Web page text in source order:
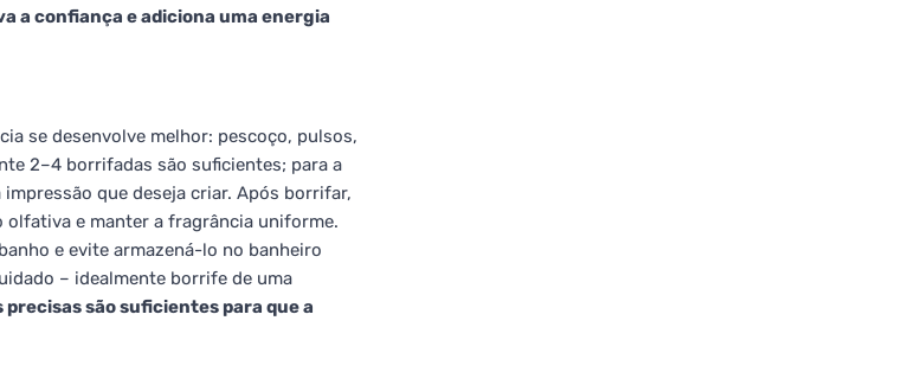
a confiança e adiciona uma energia
se desenvolve melhor: pescoço, pulsos,
2–4 borrifadas são suficientes; para a
que deseja criar. Após borrifar,
e manter a fragrância uniforme.
e evite armazená-lo no banheiro
– idealmente borrife de uma
são suficientes para que a